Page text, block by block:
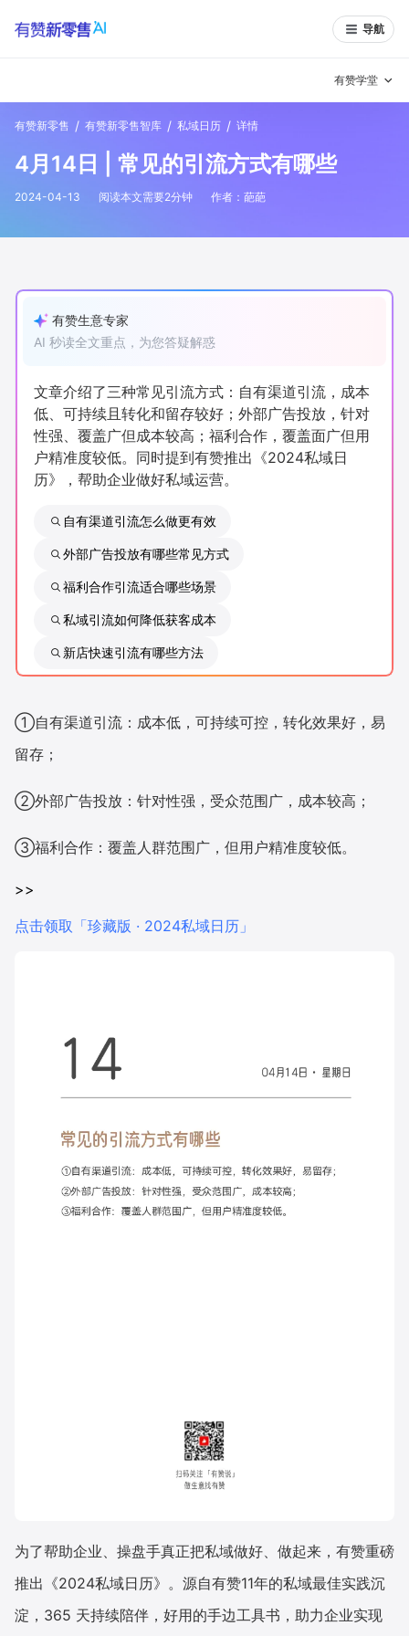
导航
有赞学堂
有赞春季发布会 实干家直播间
新零售大会 新零售茶会
新零售私享会 门店经营增长公开课
AllValue 战略合作
增长产品指南
智库 产品场景库
产品更新动态 帮助中心
行业洞察
新零售资讯
私域课程 新零售内参
增长俱乐部
认证服务商 设计服务商
有赞新零售 / 有赞新零售智库 / 私域日历 / 详情
4月14日 | 常见的引流方式有哪些
2024-04-13 阅读本文需要2分钟 作者： 葩葩
有赞生意专家
AI 秒读全文重点，为您答疑解惑
文章介绍了三种常见引流方式：自有渠道引流，成本
低、可持续且转化和留存较好；外部广告投放，针对
性强、覆盖广但成本较高；福利合作，覆盖面广但用
户精准度较低。同时提到有赞推出《2024私域日
历》，帮助企业做好私域运营。
自有渠道引流怎么做更有效
外部广告投放有哪些常见方式
福利合作引流适合哪些场景
私域引流如何降低获客成本
新店快速引流有哪些方法
①自有渠道引流：成本低，可持续可控，转化效果好，易
留存；
②外部广告投放：针对性强，受众范围广，成本较高；
③福利合作：覆盖人群范围广，但用户精准度较低。
>>
点击领取「珍藏版 · 2024私域日历」
为了帮助企业、操盘手真正把私域做好、做起来，有赞重磅
推出《2024私域日历》。源自有赞11年的私域最佳实践沉
淀，365 天持续陪伴，好用的手边工具书，助力企业实现